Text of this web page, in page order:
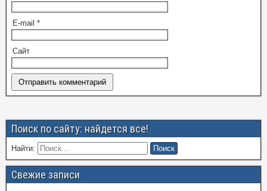
E-mail *
Сайт
Поиск по сайту: найдется все!
Найти:
Свежие записи